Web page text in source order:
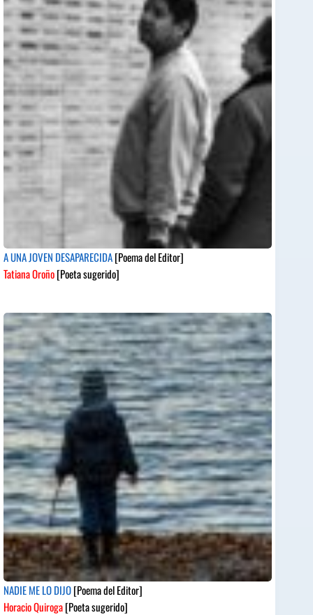
A UNA JOVEN DESAPARECIDA[Poema del Editor]
Tatiana Oroño[Poeta sugerido]
NADIE ME LO DIJO[Poema del Editor]
Horacio Quiroga[Poeta sugerido]